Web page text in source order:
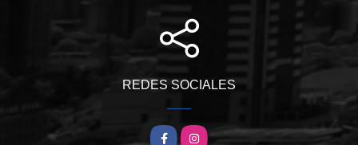
REDES SOCIALES
FacebookInstagram